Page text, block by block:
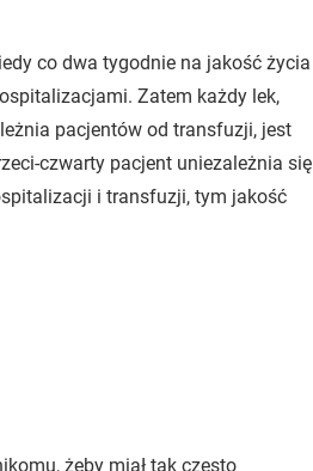
co dwa tygodnie na jakość życia
Zatem każdy lek,
pacjentów od transfuzji, jest
czwarty pacjent uniezależnia się
i transfuzji, tym jakość
żeby miał tak często